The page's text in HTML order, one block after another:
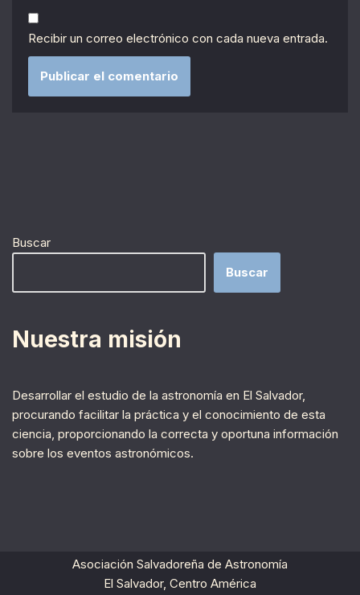
Recibir un correo electrónico con cada nueva entrada.
Buscar
Buscar
Nuestra misión
Desarrollar el estudio de la astronomía en El Salvador,
procurando facilitar la práctica y el conocimiento de esta
ciencia, proporcionando la correcta y oportuna información
sobre los eventos astronómicos.
Asociación Salvadoreña de Astronomía
El Salvador, Centro América